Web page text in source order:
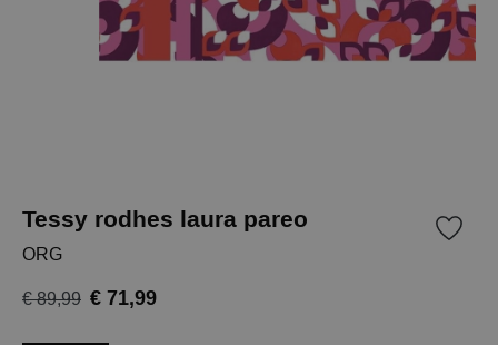
Tessy rodhes laura pareo
ORG
€ 89,99 € 71,99